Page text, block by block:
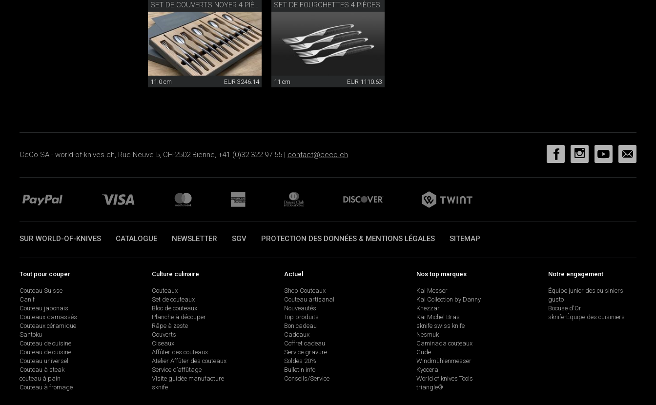
SET DE COUVERTS NOYER 4 PIÈCES
11.0 cm EUR 3246.14
SET DE FOURCHETTES 4 PIÈCES
11 cm EUR 1110.63
CeCo SA - world-of-knives.ch, Rue Neuve 5, CH-2502 Bienne, +41 (0)32 322 97 55 | contact@ceco.ch
SUR WORLD-OF-KNIVES CATALOGUE NEWSLETTER SGV PROTECTION DES DONNÉES & MENTIONS LÉGALES SITEMAP
Tout pour couper
Couteau Suisse
Canif
Couteau japonais
Couteaux damassés
Couteaux céramique
Santoku
Couteau de cuisine
Couteau de cuisine
Couteau universel
Couteau à steak
couteau à pain
Couteau à fromage
Culture culinaire
Couteaux
Set de couteaux
Bloc de couteaux
Planche à découper
Râpe à zeste
Couverts
Ciseaux
Affûter des couteaux
Atelier Affûter des couteaux
Service d’affûtage
Visite guidée manufacture
sknife
Actuel
Shop Couteaux
Couteau artisanal
Nouveautés
Top produits
Bon cadeau
Cadeaux
Coffret cadeau
Service gravure
Soldes 20%
Bulletin info
Conseils/Service
Nos top marques
Kai Messer
Kai Collection by Danny
Khezzar
Kai Michel Bras
sknife swiss knife
Nesmuk
Caminada couteaux
Güde
Windmühlenmesser
Kyocera
World of knives Tools
triangle®
Notre engagement
Équipe junior des cuisiniers
gusto
Bocuse d'Or
sknife-Équipe des cuisiniers